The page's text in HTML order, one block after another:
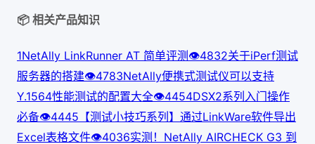
📦 相关产品知识
1NetAlly LinkRunner AT 简单评测👁4832关于iPerf测试
服务器的搭建👁4783NetAlly便携式测试仪可以支持
Y.1564性能测试的配置大全👁4454DSX2系列入门操作
必备👁4445 【测试小技巧系列】通过LinkWare软件导出
Excel表格文件👁4036实测！NetAlly AIRCHECK G3 到